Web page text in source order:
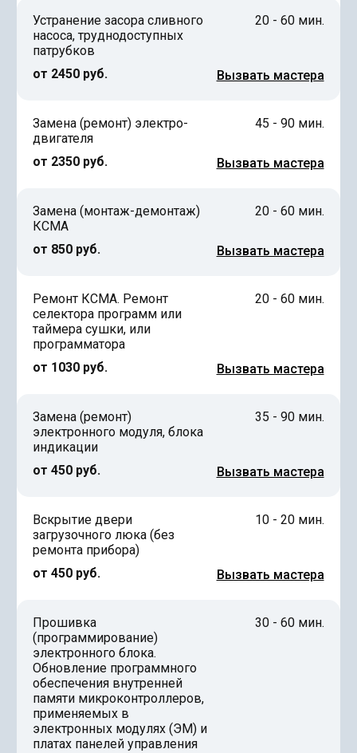
Устранение засора сливного
насоса, труднодоступных
патрубков
от 2450 руб.
20 - 60 мин.
Вызвать мастера
Замена (ремонт) электро-
двигателя
от 2350 руб.
45 - 90 мин.
Вызвать мастера
Замена (монтаж-демонтаж)
КСМА
от 850 руб.
20 - 60 мин.
Вызвать мастера
Ремонт КСМА. Ремонт
селектора программ или
таймера сушки, или
программатора
от 1030 руб.
20 - 60 мин.
Вызвать мастера
Замена (ремонт)
электронного модуля, блока
индикации
от 450 руб.
35 - 90 мин.
Вызвать мастера
Вскрытие двери
загрузочного люка (без
ремонта прибора)
от 450 руб.
10 - 20 мин.
Вызвать мастера
Прошивка
(программирование)
электронного блока.
Обновление программного
обеспечения внутренней
памяти микроконтроллеров,
применяемых в
электронных модулях (ЭМ) и
платах панелей управления
30 - 60 мин.